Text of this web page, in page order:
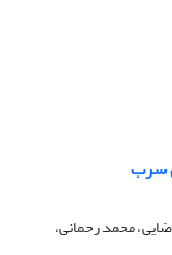
سرب
محمد رحمانی،